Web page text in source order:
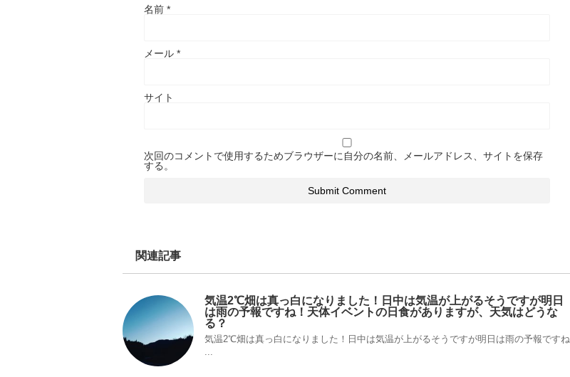
名前 *
メール *
サイト
次回のコメントで使用するためブラウザーに自分の名前、メールアドレス、サイトを保存
する。
関連記事
気温2℃畑は真っ白になりました！日中は気温が上がるそうですが明日
は雨の予報ですね！天体イベントの日食がありますが、天気はどうな
る？
気温2℃畑は真っ白になりました！日中は気温が上がるそうですが明日は雨の予報ですね